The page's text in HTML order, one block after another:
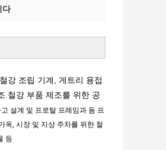
다
강 조립 기계, 게트리 용접
철강 부품 제조를 위한 공
설계 및 프로탈 프레임과 돔 프
옥, 시장 및 지상 주차를 위한 철
등